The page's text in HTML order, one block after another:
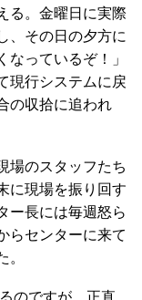
る。金曜日に実際
、その日の夕方に
っているぞ！」
現行システムに戻
の収拾に追われ
場のスタッフたち
に現場を振り回す
ー長には毎週怒ら
らセンターに来て
。
のですが、正直